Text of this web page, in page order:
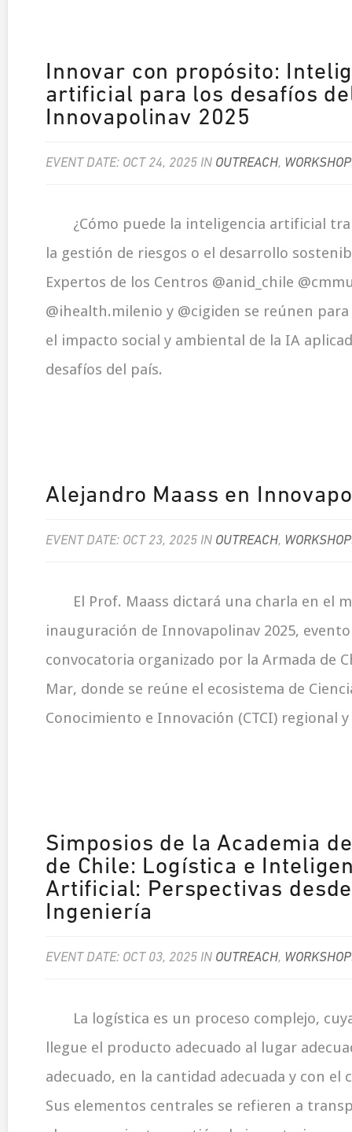
Innovar con propósito:
artificial para los desafíos
Innovapolinav 2025
EVENT DATE: OCT 24, 2025 IN OUTREACH,
¿Cómo puede la inteligencia artificial
la gestión de riesgos o el desarrollo
Expertos de los Centros @anid_chile
@ihealth.milenio y @cigiden se reúnen
el impacto social y ambiental de la IA
desafíos del país.
Alejandro Maass en
EVENT DATE: OCT 23, 2025 IN OUTREACH,
El Prof. Maass dictará una charla en el
inauguración de Innovapolinav 2025,
convocatoria organizado por la Armada de
Mar, donde se reúne el ecosistema de
Conocimiento e Innovación (CTCI) regional
Simposios de la Academia
de Chile: Logística e
Artificial: Perspectivas
Ingeniería
EVENT DATE: OCT 03, 2025 IN OUTREACH,
La logística es un proceso complejo,
llegue el producto adecuado al lugar
adecuado, en la cantidad adecuada y con el
Sus elementos centrales se refieren a